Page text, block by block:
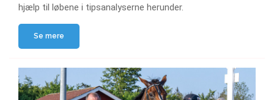
hjælp til løbene i tipsanalyserne herunder.
Se mere